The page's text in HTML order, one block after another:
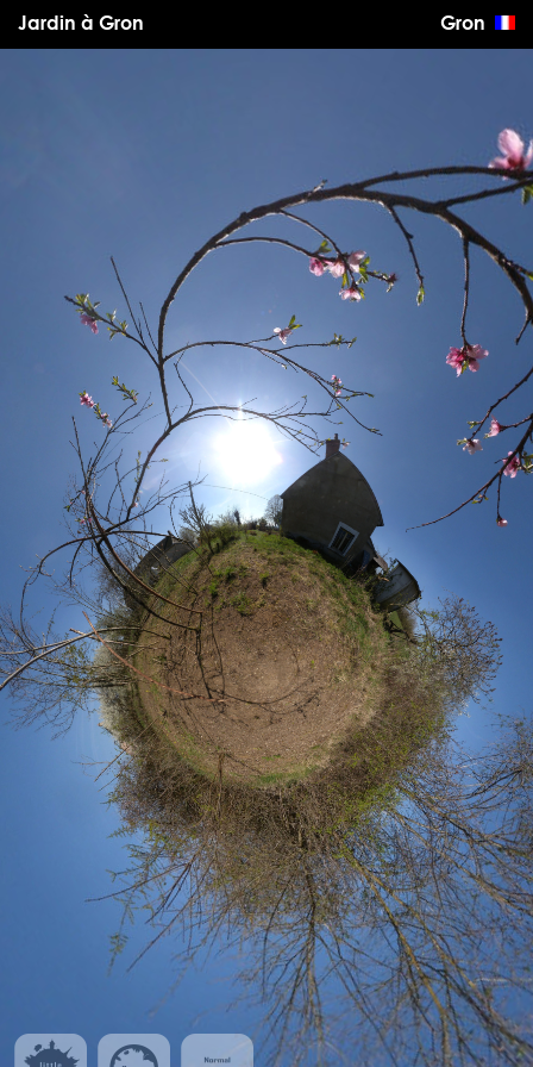
Jardin à Gron Gron